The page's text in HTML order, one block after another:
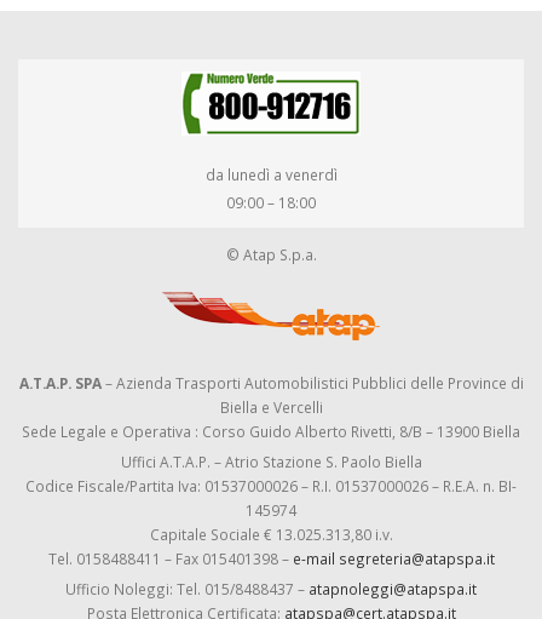
da lunedì a venerdì
09:00 – 18:00
© Atap S.p.a.
A.T.A.P. SPA– Azienda Trasporti Automobilistici Pubblici delle Province di
Biella e Vercelli
Sede Legale e Operativa : Corso Guido Alberto Rivetti, 8/B – 13900 Biella
Uffici A.T.A.P. – Atrio Stazione S. Paolo Biella
Codice Fiscale/Partita Iva: 01537000026 – R.I. 01537000026 – R.E.A. n. BI-
145974
Capitale Sociale € 13.025.313,80 i.v.
Tel. 0158488411 – Fax 015401398 – e-mail segreteria@atapspa.it
Ufficio Noleggi: Tel. 015/8488437 – atapnoleggi@atapspa.it
Posta Elettronica Certificata: atapspa@cert.atapspa.it